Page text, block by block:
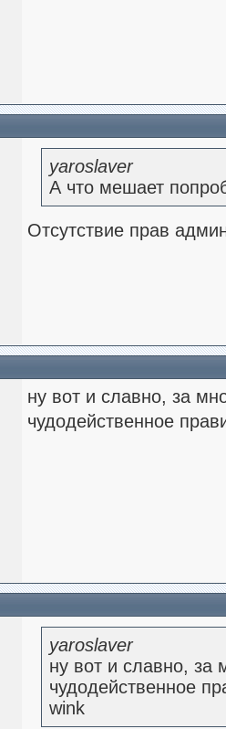
yaroslaver
А что мешает
Отсутствие прав
ну вот и славно, за
чудодейственное
yaroslaver
ну вот и славно, за
чудодейственное
wink